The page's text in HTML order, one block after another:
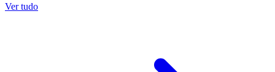
Ver tudo